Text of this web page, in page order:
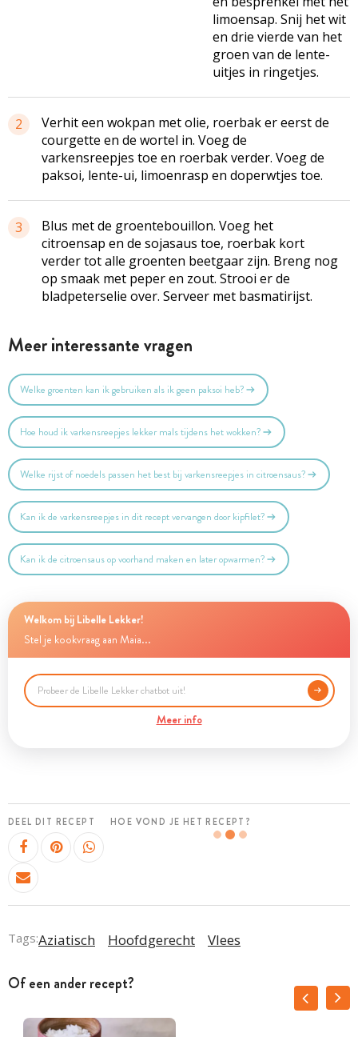
limoensap. Snij het wit
en drie vierde van het
groen van de lente-
uitjes in ringetjes.
2
Verhit een wokpan met olie, roerbak er eerst de
courgette en de wortel in. Voeg de
varkensreepjes toe en roerbak verder. Voeg de
paksoi, lente-ui, limoenrasp en doperwtjes toe.
3
Blus met de groentebouillon. Voeg het
citroensap en de sojasaus toe, roerbak kort
verder tot alle groenten beetgaar zijn. Breng nog
op smaak met peper en zout. Strooi er de
bladpeterselie over. Serveer met basmatirijst.
Meer interessante vragen
Welke groenten kan ik gebruiken als ik geen paksoi heb?
Hoe houd ik varkensreepjes lekker mals tijdens het wokken?
Welke rijst of noedels passen het best bij varkensreepjes in citroensaus?
Kan ik de varkensreepjes in dit recept vervangen door kipfilet?
Kan ik de citroensaus op voorhand maken en later opwarmen?
Welkom bij Libelle Lekker!
Stel je kookvraag aan Maia...
Meer info
DEEL DIT RECEPT HOE VOND JE HET RECEPT?
Tags:Aziatisch Hoofdgerecht Vlees
Of een ander recept?